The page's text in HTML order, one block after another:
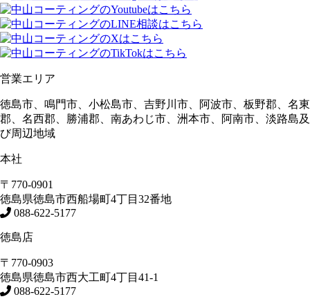
営業エリア
徳島市、鳴門市、小松島市、吉野川市、阿波市、板野郡、名東
郡、名西郡、勝浦郡、南あわじ市、洲本市、阿南市、淡路島及
び周辺地域
本社
〒770-0901
徳島県徳島市西船場町4丁目32番地
088-622-5177
徳島店
〒770-0903
徳島県徳島市西大工町4丁目41-1
088-622-5177